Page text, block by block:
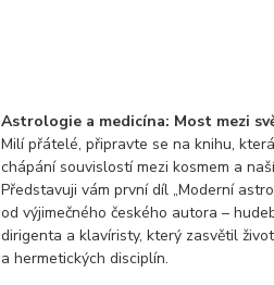
Astrologie a medicína: Most mezi
Milí přátelé, připravte se na knihu,
chápání souvislostí mezi kosmem a
Představuji vám první díl „Moderní
od výjimečného českého autora –
dirigenta a klavíristy, který zasvětil
a hermetických disciplín.